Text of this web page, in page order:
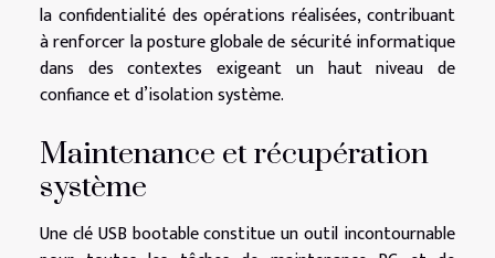
la confidentialité des opérations réalisées, contribuant
à renforcer la posture globale de sécurité informatique
dans des contextes exigeant un haut niveau de
confiance et d’isolation système.
Maintenance et récupération
système
Une clé USB bootable constitue un outil incontournable